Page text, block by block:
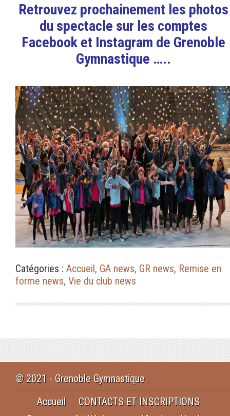
Retrouvez prochainement les photos
du spectacle sur les comptes
Facebook et Instagram de Grenoble
Gymnastique …..
Catégories : Accueil, GA news, GR news, Remise en
forme news, Vie du club news
© 2021 - Grenoble Gymnastique
Accueil
CONTACTS ET INSCRIPTIONS